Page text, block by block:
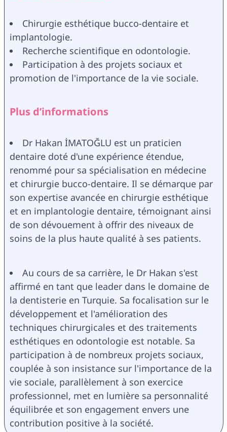
Chirurgie esthétique bucco-dentaire et
implantologie.
Recherche scientifique en odontologie.
Participation à des projets sociaux et
promotion de l'importance de la vie sociale.
Plus d’informations
Dr Hakan İMATOĞLU est un praticien
dentaire doté d'une expérience étendue,
renommé pour sa spécialisation en médecine
et chirurgie bucco-dentaire. Il se démarque par
son expertise avancée en chirurgie esthétique
et en implantologie dentaire, témoignant ainsi
de son dévouement à offrir des niveaux de
soins de la plus haute qualité à ses patients.
Au cours de sa carrière, le Dr Hakan s'est
affirmé en tant que leader dans le domaine de
la dentisterie en Turquie. Sa focalisation sur le
développement et l'amélioration des
techniques chirurgicales et des traitements
esthétiques en odontologie est notable. Sa
participation à de nombreux projets sociaux,
couplée à son insistance sur l'importance de la
vie sociale, parallèlement à son exercice
professionnel, met en lumière sa personnalité
équilibrée et son engagement envers une
contribution positive à la société.